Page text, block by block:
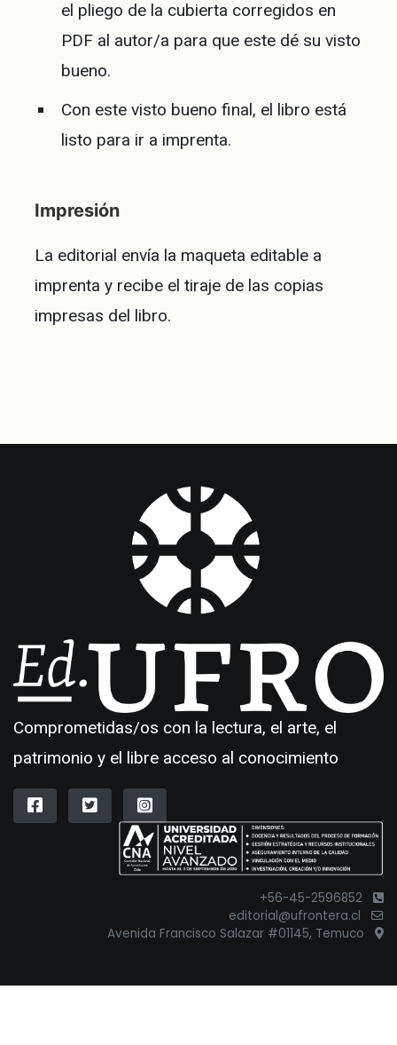
el pliego de la cubierta corregidos en
PDF al autor/a para que este dé su visto
bueno.
Con este visto bueno final, el libro está
listo para ir a imprenta.
Impresión
La editorial envía la maqueta editable a
imprenta y recibe el tiraje de las copias
impresas del libro.
Comprometidas/os con la lectura, el arte, el
patrimonio y el libre acceso al conocimiento
+56-45-2596852
editorial@ufrontera.cl
Avenida Francisco Salazar #01145, Temuco